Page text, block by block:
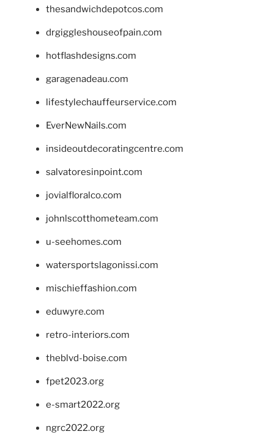
thesandwichdepotcos.com
drgiggleshouseofpain.com
hotflashdesigns.com
garagenadeau.com
lifestylechauffeurservice.com
EverNewNails.com
insideoutdecoratingcentre.com
salvatoresinpoint.com
jovialfloralco.com
johnlscotthometeam.com
u-seehomes.com
watersportslagonissi.com
mischieffashion.com
eduwyre.com
retro-interiors.com
theblvd-boise.com
fpet2023.org
e-smart2022.org
ngrc2022.org